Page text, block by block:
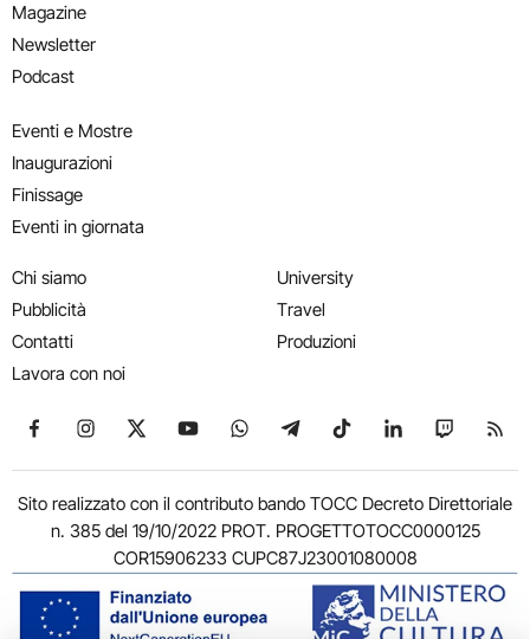
Magazine
Newsletter
Podcast
Eventi e Mostre
Inaugurazioni
Finissage
Eventi in giornata
Chi siamo
Pubblicità
Contatti
Lavora con noi
University
Travel
Produzioni
Seguici su Facebook
Seguici su Instagram
Seguici su X
Seguici su YouTube
Seguici su WhatsApp
Seguici su Telegram
Seguici su TikTok
Seguici su
Seguici
Sito realizzato con il contributo bando TOCC Decreto Direttoriale
n. 385 del 19/10/2022 PROT. PROGETTOTOCC0000125
COR15906233 CUPC87J23001080008